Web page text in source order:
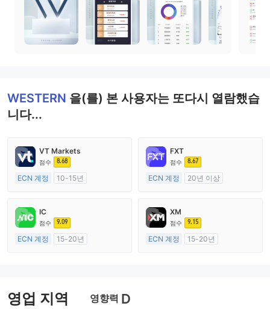
WESTERN 을(를) 본 사용자는 또다시 열람했습
니다...
VT Markets
점수 8.68
ECN 계정
10-15년
외환 거래 라이선스 (MM)
마스터 레이블 MT4
FXT
점수 8.67
ECN 계정
20년 이상
외환 거래 라이선스 (MM)
마스터 레이블 MT4
IC
점수 9.09
ECN 계정
15-20년
XM
점수 9.15
ECN 계정
15-20년
영업 지역 영향력 D